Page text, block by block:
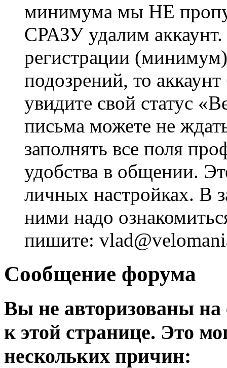
минимума мы НЕ
СРАЗУ удалим
регистрации
подозрений, то
увидите свой статус
письма можете не
заполнять все поля
удобства в общении.
личных настройках. В
ними надо
пишите:
Сообщение форума
Вы не авторизованы на
к этой странице. Это
нескольких причин: